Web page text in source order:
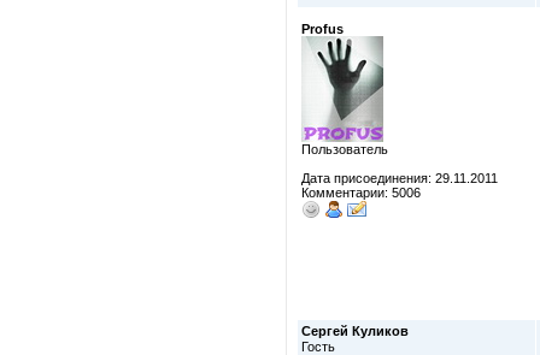
Profus
Пользователь
Дата присоединения: 29.11.2011
Комментарии: 5006
Сергей Куликов
Гость